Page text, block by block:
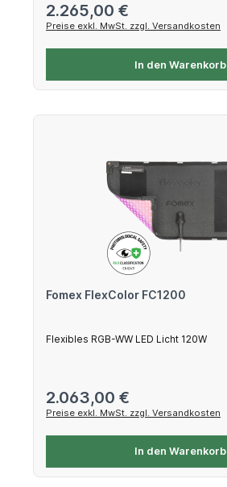
Regulärer Preis:
2.265,00 €
Preise exkl. MwSt. zzgl. Versandkosten
In den Warenkorb
Fomex FlexColor FC1200
Flexibles RGB-WW LED Licht 120W
Regulärer Preis:
2.063,00 €
Preise exkl. MwSt. zzgl. Versandkosten
In den Warenkorb